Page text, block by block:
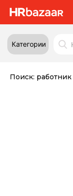
Категории
Поиск: работник